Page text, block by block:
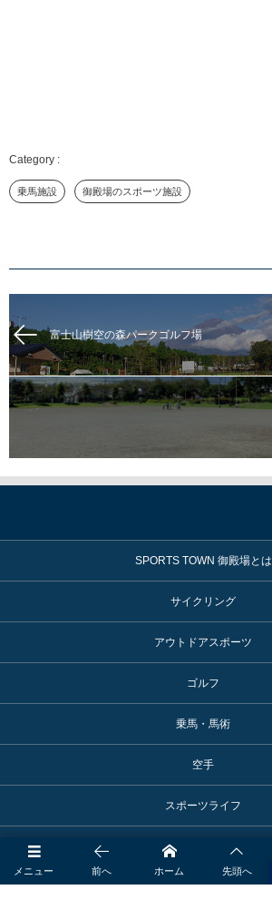
乗馬施設 御殿場のスポーツ施設
富士山樹空の森パークゴルフ場
SPORTS TOWN 御殿場とは
サイクリング
アウトドアスポーツ
ゴルフ
乗馬・馬術
空手
スポーツライフ
モータースポーツ
アスリート活躍情報
メニュー 前へ ホーム 先頭へ